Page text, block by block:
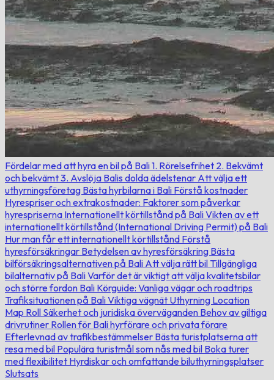
Fördelar med att hyra en bil på Bali1. Rörelsefrihet 2. Bekvämt
och bekvämt3. Avslöja Balis dolda ädelstenar Att välja ett
uthyrningsföretag Bästa hyrbilarna i Bali Förstå kostnader
Hyrespriser och extrakostnader: Faktorer som påverkar
hyrespriserna Internationellt körtillstånd på BaliVikten av ett
internationellt körtillstånd (International Driving Permit) på Bali
Hur man får ett internationellt körtillstånd Förstå
hyresförsäkringar Betydelsen av hyresförsäkring Bästa
bilförsäkringsalternativen på Bali Att välja rätt bil Tillgängliga
bilalternativ på BaliVarför det är viktigt att välja kvalitetsbilar
och större fordon Bali Körguide: Vanliga vägar och roadtrips
Trafiksituationen på BaliViktiga vägnät Uthyrning Location
Map Roll Säkerhet och juridiska överväganden Behov av giltiga
drivrutiner Rollen för Bali hyrförare och privata förare
Efterlevnad av trafikbestämmelser Bästa turistplatserna att
resa med bil Populära turistmål som nås med bil Boka turer
med flexibilitet Hyrdiskar och omfattande biluthyrningsplatser
Slutsats